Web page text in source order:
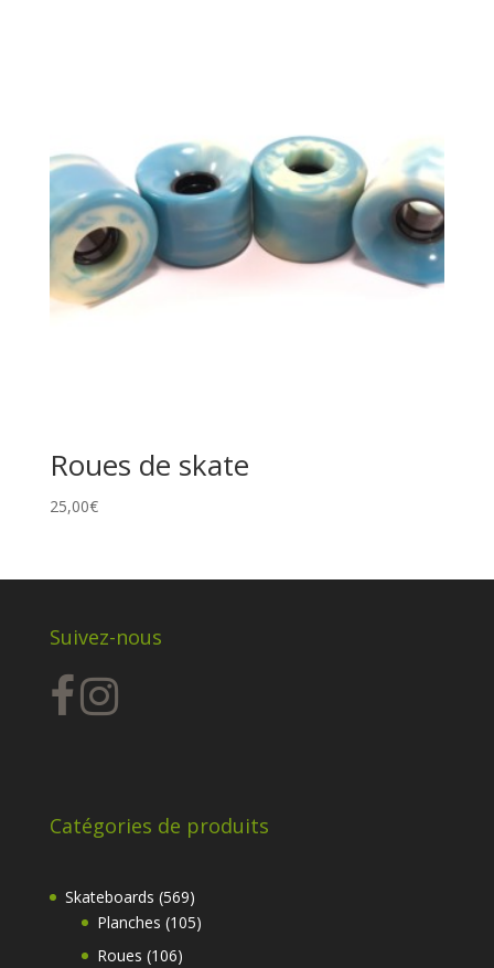
Roues de skate
25,00€
Suivez-nous
Catégories de produits
Skateboards 569569
produits
Planches 105105
Roues 106106